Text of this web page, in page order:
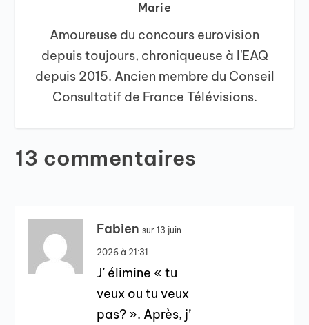
Marie
Amoureuse du concours eurovision
depuis toujours, chroniqueuse à l'EAQ
depuis 2015. Ancien membre du Conseil
Consultatif de France Télévisions.
13 commentaires
Fabien sur 13 juin
2026 à 21:31
J’ élimine « tu
veux ou tu veux
pas? ». Après, j’